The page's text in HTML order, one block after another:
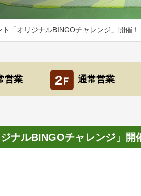
「オリジナルBINGOチャレンジ」開催！
営業 通常営業
ナルBINGOチャレンジ」開